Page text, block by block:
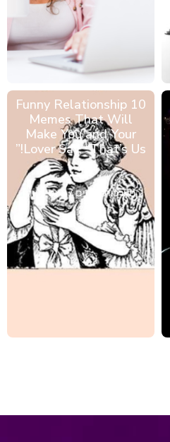
10 Funny Relationship
Memes That Will
Make You and Your
Lover Say, “That’s Us!”
מערכות יחסים / אינטימיות